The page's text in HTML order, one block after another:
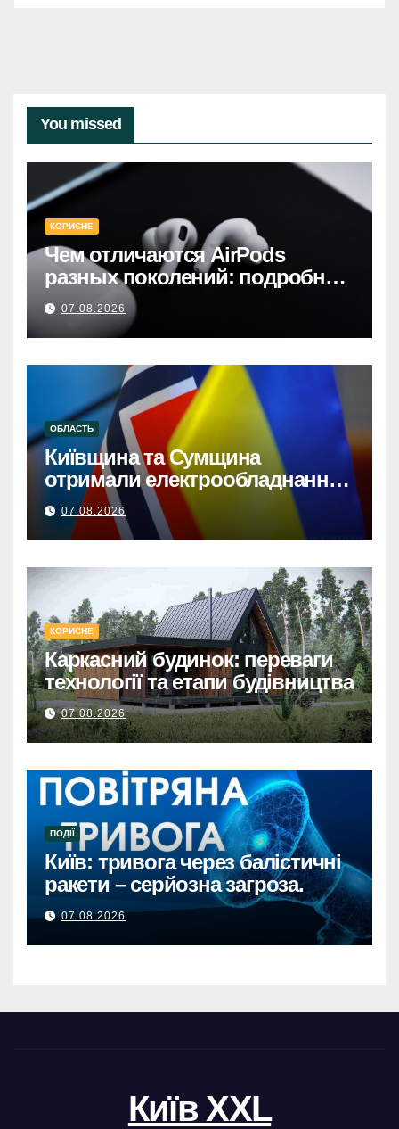
You missed
КОРИСНЕ
Чем отличаются AirPods
разных поколений: подробное
руководство по выбору
07.08.2026
ОБЛАСТЬ
Київщина та Сумщина
отримали електрообладнання
від НорвегіїКиївщина та
Сумщина: Норвезька допомога
з електрообладнанням для
відновлення.
07.08.2026
КОРИСНЕ
Каркасний будинок: переваги
технології та етапи будівництва
07.08.2026
ПОДІЇ
Київ: тривога через балістичні
ракети – серйозна загроза.
07.08.2026
Київ XXL